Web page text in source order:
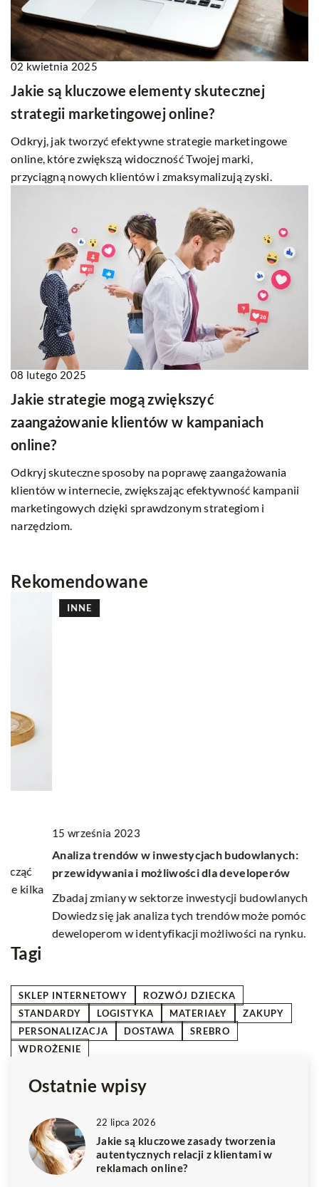
02 kwietnia 2025
Jakie są kluczowe elementy skutecznej
strategii marketingowej online?
Odkryj, jak tworzyć efektywne strategie marketingowe
online, które zwiększą widoczność Twojej marki,
przyciągną nowych klientów i zmaksymalizują zyski.
08 lutego 2025
Jakie strategie mogą zwiększyć
zaangażowanie klientów w kampaniach
online?
Odkryj skuteczne sposoby na poprawę zaangażowania
klientów w internecie, zwiększając efektywność kampanii
marketingowych dzięki sprawdzonym strategiom i
narzędziom.
Rekomendowane
15 września 2023
Analiza trendów w inwestycjach budowlanych:
przewidywania i możliwości dla developerów
Zbadaj zmiany w sektorze inwestycji budowlanych.
Dowiedz się jak analiza tych trendów może pomóc
deweloperom w identyfikacji możliwości na rynku.
Tagi
SKLEP INTERNETOWY
ROZWÓJ DZIECKA
STANDARDY
LOGISTYKA MATERIAŁY
ZAKUPY
PERSONALIZACJA
DOSTAWA
SREBRO
WDROŻENIE
Ostatnie wpisy
22 lipca 2026
Jakie są kluczowe zasady tworzenia
autentycznych relacji z klientami w
reklamach online?